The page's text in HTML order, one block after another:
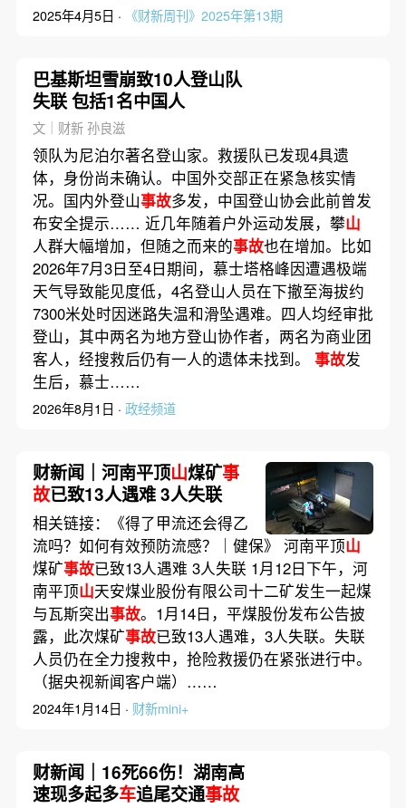
2025年4月5日 · 《财新周刊》2025年第13期
巴基斯坦雪崩致10人登山队
失联 包括1名中国人
文｜财新 孙良滋
领队为尼泊尔著名登山家。救援队已发现4具遗
体，身份尚未确认。中国外交部正在紧急核实情
况。国内外登山事故多发，中国登山协会此前曾发
布安全提示…… 近几年随着户外运动发展，攀山
人群大幅增加，但随之而来的事故也在增加。比如
2026年7月3日至4日期间，慕士塔格峰因遭遇极端
天气导致能见度低，4名登山人员在下撤至海拔约
7300米处时因迷路失温和滑坠遇难。四人均经审批
登山，其中两名为地方登山协作者，两名为商业团
客人，经搜救后仍有一人的遗体未找到。 事故发
生后，慕士……
2026年8月1日 · 政经频道
财新闻｜河南平顶山煤矿事
故已致13人遇难 3人失联
相关链接：《得了甲流还会得乙
流吗？如何有效预防流感？｜健保》 河南平顶山
煤矿事故已致13人遇难 3人失联 1月12日下午，河
南平顶山天安煤业股份有限公司十二矿发生一起煤
与瓦斯突出事故。1月14日，平煤股份发布公告披
露，此次煤矿事故已致13人遇难，3人失联。失联
人员仍在全力搜救中，抢险救援仍在紧张进行中。
（据央视新闻客户端）……
2024年1月14日 · 财新mini+
财新闻｜16死66伤！湖南高
速现多起多车追尾交通事故